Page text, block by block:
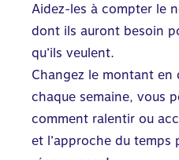
Aidez-les à compter le
dont ils auront besoin
qu’ils veulent.
Changez le montant en
chaque semaine, vous
comment ralentir ou
et l’approche du temps